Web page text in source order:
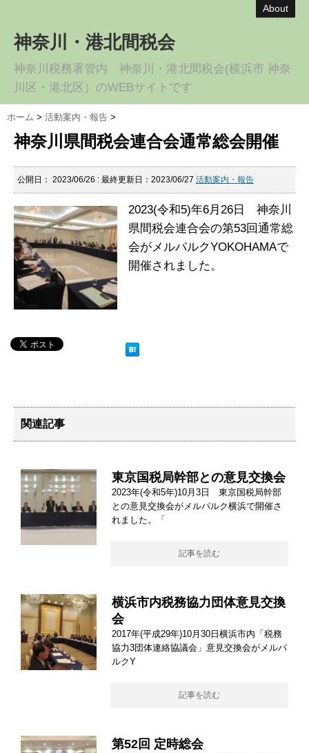
About
神奈川・港北間税会
神奈川税務署管内 神奈川・港北間税会(横浜市 神奈
川区・港北区）のWEBサイトです
ホーム > 活動案内・報告 >
神奈川県間税会連合会通常総会開催
公開日： 2023/06/26 : 最終更新日：2023/06/27 活動案内・報告
2023(令和5)年6月26日 神奈川
県間税会連合会の第53回通常総
会がメルパルクYOKOHAMAで
開催されました。
関連記事
東京国税局幹部との意見交換会
2023年(令和5年)10月3日 東京国税局幹部
との意見交換会がメルパルク横浜で開催さ
れました。「
記事を読む
横浜市内税務協力団体意見交換
会
2017年(平成29年)10月30日横浜市内「税務
協力3団体連絡協議会」意見交換会がメルパ
ルクY
記事を読む
第52回 定時総会